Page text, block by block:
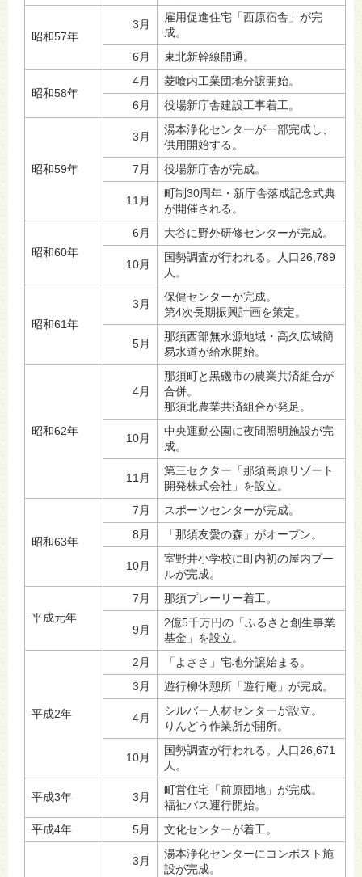
昭和57年
3月
雇用促進住宅「西原宿舎」が完
成。
6月
東北新幹線開通。
昭和58年
4月
菱喰内工業団地分譲開始。
6月
役場新庁舎建設工事着工。
昭和59年
3月
湯本浄化センターが一部完成し、
供用開始する。
7月
役場新庁舎が完成。
11月
町制30周年・新庁舎落成記念式典
が開催される。
昭和60年
6月 大谷に野外研修センターが完成。
10月
国勢調査が行われる。人口26,789
人。
昭和61年
3月
保健センターが完成。
第4次長期振興計画を策定。
5月
那須西部無水源地域・高久広域簡
易水道が給水開始。
昭和62年
4月
那須町と黒磯市の農業共済組合が
合併。
那須北農業共済組合が発足。
10月
中央運動公園に夜間照明施設が完
成。
11月
第三セクター「那須高原リゾート
開発株式会社」を設立。
昭和63年
7月
スポーツセンターが完成。
8月
「那須友愛の森」がオープン。
10月
室野井小学校に町内初の屋内プー
ルが完成。
平成元年
7月 那須プレーリー着工。
9月
2億5千万円の「ふるさと創生事業
基金」を設立。
平成2年
2月
「よささ」宅地分譲始まる。
3月
遊行柳休憩所「遊行庵」が完成。
4月
シルバー人材センターが設立。
りんどう作業所が開所。
10月
国勢調査が行われる。人口26,671
人。
平成3年 3月
町営住宅「前原団地」が完成。
福祉バス運行開始。
平成4年
5月 文化センターが着工。
3月
湯本浄化センターにコンポスト施
設が完成。